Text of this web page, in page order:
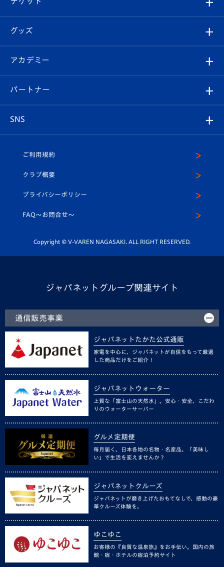
チケット
イベント
メディア
ホームタウン
エンブレム紹介
スタッフプロフィール
マスコット紹介
平和祈念活動
ホームタウン活動
はじめての観戦ガイド
Revive Team
ヴィヴィくんの長崎おもてなしガイド
フォトギャラリー
スタジアムグルメ
チケット
V-LOVERS（ファンクラブ）
プレイヤーズスイート
グッズ
オンラインショップ
店舗情報
アカデミー
育成からのお知らせ
U-18
スクール
パートナー
SNS
ヴィヴィくんインスタグラム
公式LINE＠
ご利用規約
クラブ概要
プライバシーポリシー
FAQ〜お問合せ〜
Copyright © V-VAREN NAGASAKI. ALL RIGHT RESERVED.
ジャパネットグループ関連サイト
通信販売事業
ジャパネットたかた公式通販
家電を中心に、ジャパネットが自信をもって厳選
した商品だけをご紹介！
ジャパネットウォーター
上質な「富士山の天然水」。安心・安全、こだわ
りのウォーターサーバー
グルメ定期便
毎月届く、日本各地の名物・名産品。「美味し
い」で生活を変えませんか？
ジャパネットクルーズ
ジャパネットが磨き上げたおもてなしで、感動の豪
華クルーズ体験を。
ゆこゆこ
お客様の『良質な温泉旅』をお手伝い。国内の旅
館・宿・ホテルの宿泊予約サイト